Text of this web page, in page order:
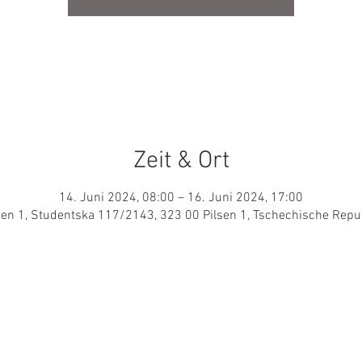
Zeit & Ort
14. Juni 2024, 08:00 – 16. Juni 2024, 17:00
1, Studentska 117/2143, 323 00 Pilsen 1, Tschechische